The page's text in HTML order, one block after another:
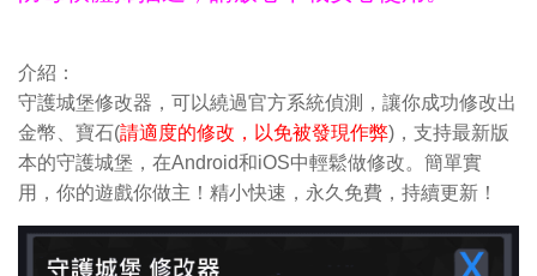
介紹：
守護城堡修改器，可以繞過官方系統偵測，讓你成功修改出
金幣、寶石(請適度的修改，以免被發現作弊)，支持最新版
本的守護城堡，在Android和iOS中輕鬆做修改。簡單實
用，你的遊戲你做主！精小快速，永久免費，持續更新！